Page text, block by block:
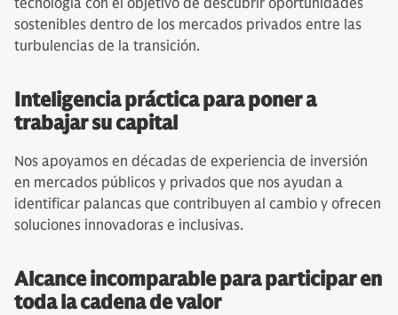
tecnología con el objetivo de descubrir oportunidades
sostenibles dentro de los mercados privados entre las
turbulencias de la transición.
Inteligencia práctica para poner a
trabajar su capital
Nos apoyamos en décadas de experiencia de inversión
en mercados públicos y privados que nos ayudan a
identificar palancas que contribuyen al cambio y ofrecen
soluciones innovadoras e inclusivas.
Alcance incomparable para participar en
toda la cadena de valor